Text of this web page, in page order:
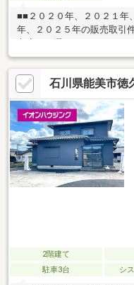
■■２０２０年、２０２１年
年、２０２５年の販売取引
イント～・６DK＋納戸＋
住宅居♪・約９９坪の広大
スメ♪【周辺環境】・アル
まで約７００ｍ・寺井中学
５０ｍ運営会社：株式会社
加盟店は全て独立自営で
6021
石川県能美市徳
2階建て
駐車3台
シ